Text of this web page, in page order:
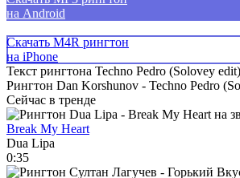
на Android
Скачать M4R рингтон
на iPhone
Текст рингтона Techno Pedro (Solovey edit)
Рингтон Dan Korshunov - Techno Pedro
Сейчас в тренде
Break My Heart
Dua Lipa
0:35